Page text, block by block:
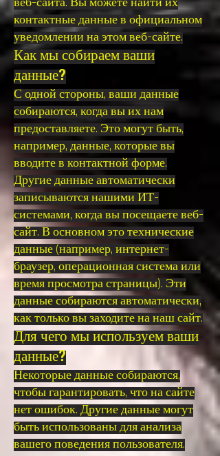
веб-сайта. Вы можете найти их
контактные данные в официальном
уведомлении на этом веб-сайте.
Как мы собираем ваши
данные?
С одной стороны, ваши данные
собираются, когда вы их нам
предоставляете. Это могут быть,
например, данные, которые вы
вводите в контактной форме.
Другие данные автоматически
записываются нашими ИТ-
системами, когда вы посещаете веб-
сайт. В основном это технические
данные (например, интернет-
браузер, операционная система или
время просмотра страницы). Эти
данные собираются автоматически,
как только вы заходите на наш сайт.
Для чего мы используем ваши
данные?
Некоторые данные собираются,
чтобы гарантировать, что на сайте
нет ошибок. Другие данные могут
быть использованы для анализа
вашего поведения пользователя.